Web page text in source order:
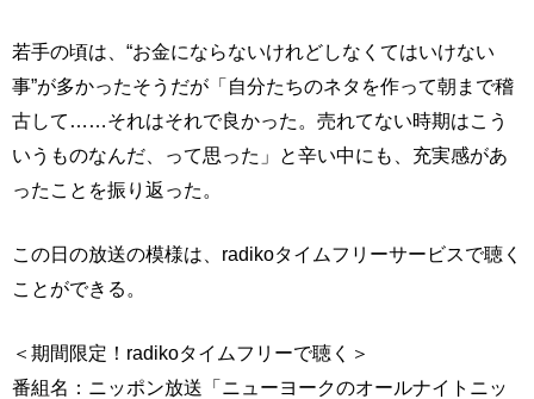
若手の頃は、“お金にならないけれどしなくてはいけない
事”が多かったそうだが「自分たちのネタを作って朝まで稽
古して……それはそれで良かった。売れてない時期はこう
いうものなんだ、って思った」と辛い中にも、充実感があ
ったことを振り返った。
この日の放送の模様は、radikoタイムフリーサービスで聴く
ことができる。
＜期間限定！radikoタイムフリーで聴く＞
番組名：ニッポン放送「ニューヨークのオールナイトニッ